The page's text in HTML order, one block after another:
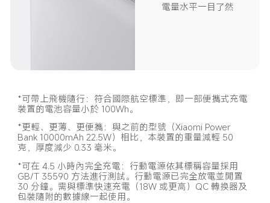
電量水平一目了然
*可帶上飛機隨行：符合國際航空標準，即一部便攜式充電
裝置的電池容量小於 100Wh。
*更輕、更薄、更便攜：與之前的型號（Xiaomi Power
Bank 10000mAh 22.5W）相比，本裝置的重量減輕 50
克，厚度減少 0.33 毫米。
*可在 4.5 小時內完全充電：行動電源依其標稱容量採用
GB/T 35590 方法進行測試。行動電源已完全放電並閒置
30 分鐘。需與標準快速充電（18W 或更高）QC 轉換器及
包裝隨附的數據線一起使用。